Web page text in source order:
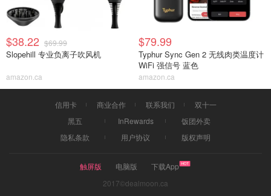
$38.22 $69.99
Slopehill 专业负离子吹风机
amazon.ca
$79.99
Typhur Sync Gen 2 无线肉类温度计
WiFi 强信号 蓝色
amazon.ca
信用卡 商业合作 联系我们
双十一
黑五
InRewards
饭团外卖
隐私条款
用户协议 版权声明
触屏版 电脑版
下载App
2017©dealmoon.ca